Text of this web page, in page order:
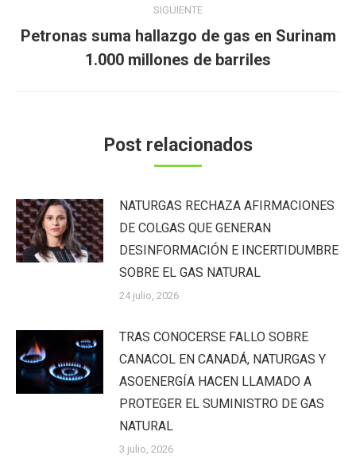
SIGUIENTE
Publicación
siguiente:
Petronas suma hallazgo de gas en Surinam
1.000 millones de barriles
Post relacionados
NATURGAS RECHAZA AFIRMACIONES
DE COLGAS QUE GENERAN
DESINFORMACIÓN E INCERTIDUMBRE
SOBRE EL GAS NATURAL
24 julio, 2026
TRAS CONOCERSE FALLO SOBRE
CANACOL EN CANADÁ, NATURGAS Y
ASOENERGÍA HACEN LLAMADO A
PROTEGER EL SUMINISTRO DE GAS
NATURAL
3 julio, 2026